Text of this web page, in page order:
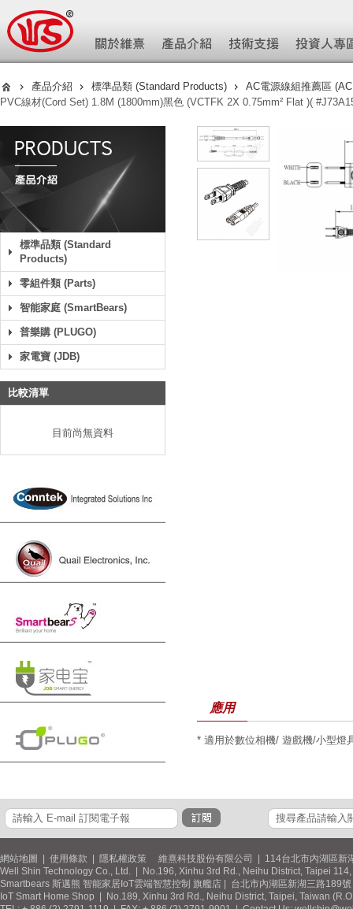
產品介紹 標準品類 (Standard Products)
AC電源線組推薦區
PVC線材(Cord Set) 1.8M (1800mm)黑色 (VCTFK 2X 0.75mm² Flat )(
標準品類 (Standard
Products)
零組件類 (Parts)
智能家庭 (SmartBears)
普樂購 (PLUGO)
家電寶 (JDB)
比較清單
目前尚無資料
應用
* 適用於數位相機/ 遊戲機/小型燈
網站地圖 使用條款 隱私權政策 維熹科技股份有限公司 | 114台北市內湖區新
Well Shin Technology Co., Ltd. | No.196, Xinhu 3rd Rd., Neihu District, Taipei
Smartbears 斯邁熊 智能家居IoT雲端智慧控制 旗艦店 | 台北市內湖區新湖三路189
IoT Smart Home Shop | No.189, Xinhu 3rd Rd., Neihu District, Taipei, Taiwan